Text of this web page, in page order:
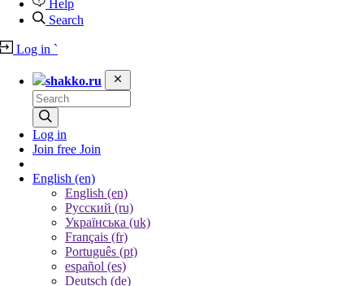
Help
Search
Log in `
shakko.ru
Log in
Join free Join
English (en)
English (en)
Русский (ru)
Українська (uk)
Français (fr)
Português (pt)
español (es)
Deutsch (de)